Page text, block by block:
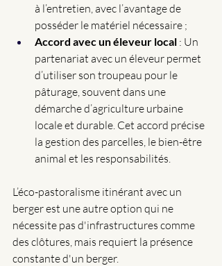
à l’entretien, avec l’avantage de
posséder le matériel nécessaire ;
Accord avec un éleveur local : Un
partenariat avec un éleveur permet
d’utiliser son troupeau pour le
pâturage, souvent dans une
démarche d’agriculture urbaine
locale et durable. Cet accord précise
la gestion des parcelles, le bien-être
animal et les responsabilités.
L’éco-pastoralisme itinérant avec un
berger est une autre option qui ne
nécessite pas d'infrastructures comme
des clôtures, mais requiert la présence
constante d'un berger.